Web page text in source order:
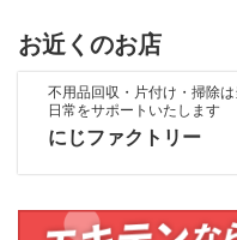
お近くのお店
不用品回収・片付け・掃除
日常をサポートいたします
にじファクトリー